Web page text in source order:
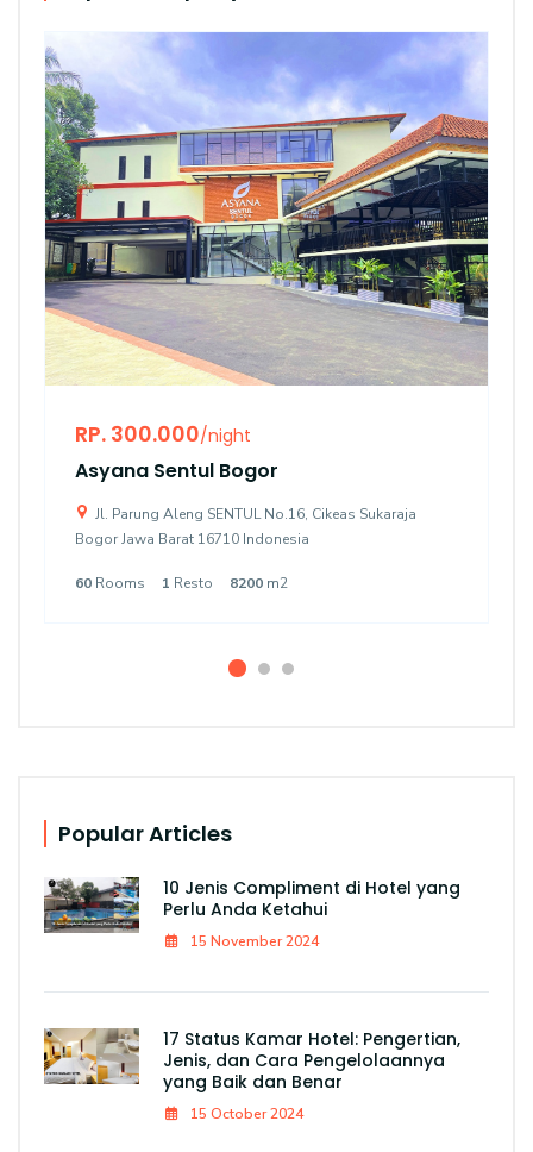
RP. 300.000/night
Asyana Sentul Bogor
Jl. Parung Aleng SENTUL No.16, Cikeas Sukaraja
Bogor Jawa Barat 16710 Indonesia
60 Rooms 1 Resto 8200 m2
Popular Articles
10 Jenis Compliment di Hotel yang
Perlu Anda Ketahui
15 November 2024
17 Status Kamar Hotel: Pengertian,
Jenis, dan Cara Pengelolaannya
yang Baik dan Benar
15 October 2024